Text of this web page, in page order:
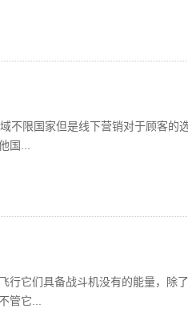
不限国家但是线下营销对于顾客的
国...
行它们具备战斗机没有的能量，除
管它...